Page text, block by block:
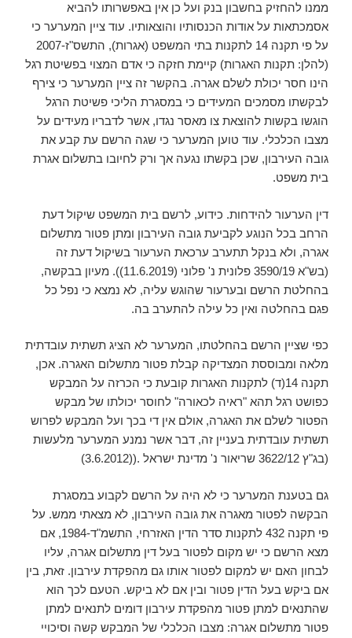
ממנו להחזיק בחשבון בנק ועל כן אין באפשרותו להביא
אסמכתאות על אודות הכנסותיו והוצאותיו. עוד ציין המערער כי
על פי תקנה 14 לתקנות בתי המשפט (אגרות), התשס"ז-2007
(להלן: תקנות האגרות) קיימת חזקה כי אדם המצוי בפשיטת רגל
הינו חסר יכולת לשלם אגרה. בהקשר זה ציין המערער כי צירף
לבקשתו מסמכים המעידים כי במסגרת הליכי פשיטת הרגל
הוגשו בקשות להוצאת צו מאסר נגדו, אשר לדבריו מעידים על
מצבו הכלכלי. עוד טוען המערער כי שגה הרשם עת קבע את
גובה העירבון, שכן בקשתו נגעה אך ורק לחיובו בתשלום אגרת
בית משפט.
דין הערעור להידחות. כידוע, לרשם בית המשפט שיקול דעת
הרחב בכל הנוגע לקביעת גובה העירבון ומתן פטור מתשלום
אגרה, ולא בנקל תתערב ערכאת הערעור בשיקול דעת זה
(בש"א 3590/19 פלונית נ' פלוני (11.6.2019)). מעיון בבקשה,
בהחלטת הרשם ובערעור שהוגש עליה, לא נמצא כי נפל כל
פגם בהחלטה ואין כל עילה להתערב בה.
כפי שציין הרשם בהחלטתו, המערער לא הציג תשתית עובדתית
מלאה ומבוססת המצדיקה קבלת פטור מתשלום האגרה. אכן,
תקנה 14(ד) לתקנות האגרות קובעת כי הכרזה על המבקש
כפושט רגל תהא "ראיה לכאורה" לחוסר יכולתו של מבקש
הפטור לשלם את האגרה, אולם אין די בכך ועל המבקש לפרוש
תשתית עובדתית בעניין זה, דבר אשר נמנע המערער מלעשות
(בג"ץ 3622/12 שריאור נ' מדינת ישראל .((3.6.2012)
גם בטענת המערער כי לא היה על הרשם לקבוע במסגרת
הבקשה לפטור מאגרה את גובה העירבון, לא מצאתי ממש. על
פי תקנה 432 לתקנות סדר הדין האזרחי, התשמ"ד-1984, אם
מצא הרשם כי יש מקום לפטור בעל דין מתשלום אגרה, עליו
לבחון האם יש למקום לפטור אותו גם מהפקדת עירבון. זאת, בין
אם ביקש בעל הדין פטור ובין אם לא ביקש. הטעם לכך הוא
שהתנאים למתן פטור מהפקדת עירבון דומים לתנאים למתן
פטור מתשלום אגרה: מצבו הכלכלי של המבקש קשה וסיכויי